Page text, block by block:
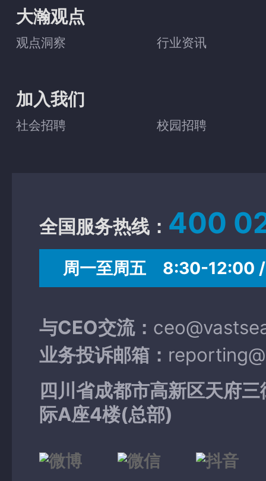
大瀚观点
观点洞察 行业资讯
加入我们
社会招聘 校园招聘
全国服务热线： 400
周一至周五 8:30-12:00
与CEO交流：
业务投诉邮箱：
四川省成都市高新区天府
际A座4楼(总部)